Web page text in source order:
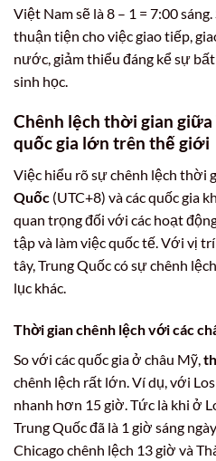
Việt Nam sẽ là 8 – 1 = 7:00
thuận tiện cho việc giao tiếp,
nước, giảm thiểu đáng kể sự
sinh học.
Chênh lệch thời gian giữa
quốc gia lớn trên thế giới
Việc hiểu rõ sự chênh lệch thời
Quốc (UTC+8) và các quốc gia
quan trọng đối với các hoạt
tập và làm việc quốc tế. Với vị
tây, Trung Quốc có sự chênh
lục khác.
Thời gian chênh lệch với các
So với các quốc gia ở châu Mỹ,
chênh lệch rất lớn. Ví dụ, với
nhanh hơn 15 giờ. Tức là khi ở
Trung Quốc đã là 1 giờ sáng
Chicago chênh lệch 13 giờ và